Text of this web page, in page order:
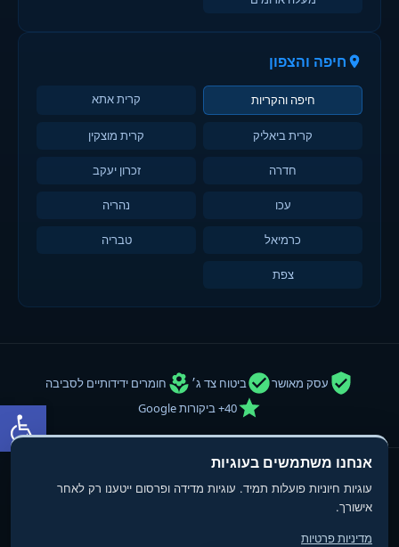
פתח
חיפה והצפון
חיפה והקריות קרית אתא
קרית ביאליק קרית מוצקין
חדרה זכרון יעקב
עכו נהריה
כרמיאל טבריה
צפת
עסק מאושר ביטוח צד ג׳
חומרים ידידותיים לסביבה
40+ ביקורות Google
תנאי שימוש מדיניות פרטיות הצהרת נגישות
אנחנו משתמשים בעוגיות
עוגיות חיוניות פועלות תמיד. עוגיות מדידה ופרסום ייטענו רק לאחר
אישורך.
מדיניות פרטיות